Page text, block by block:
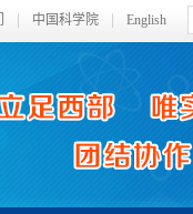
中国科学院 English